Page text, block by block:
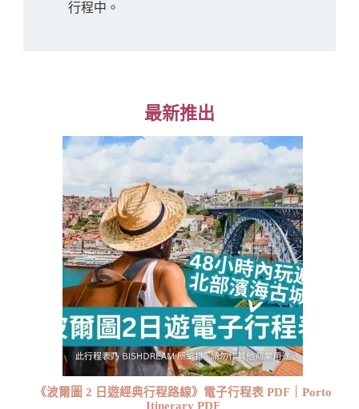
行程中。
最新推出
《波爾圖 2 日遊經典行程路線》電子行程表 PDF｜Porto
Itinerary PDF